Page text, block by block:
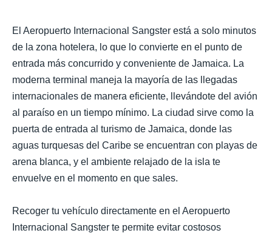
El Aeropuerto Internacional Sangster está a solo minutos
de la zona hotelera, lo que lo convierte en el punto de
entrada más concurrido y conveniente de Jamaica. La
moderna terminal maneja la mayoría de las llegadas
internacionales de manera eficiente, llevándote del avión
al paraíso en un tiempo mínimo. La ciudad sirve como la
puerta de entrada al turismo de Jamaica, donde las
aguas turquesas del Caribe se encuentran con playas de
arena blanca, y el ambiente relajado de la isla te
envuelve en el momento en que sales.
Recoger tu vehículo directamente en el Aeropuerto
Internacional Sangster te permite evitar costosos